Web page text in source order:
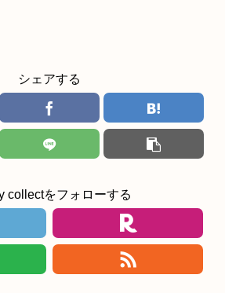
シェアする
collectをフォローする